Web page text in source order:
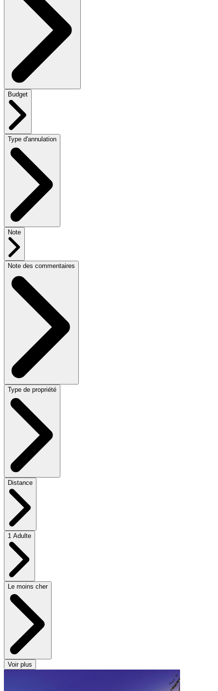
Budget
Type d'annulation
Note
Note des commentaires
Type de propriété
Distance
1 Adulte
Le moins cher
Voir plus